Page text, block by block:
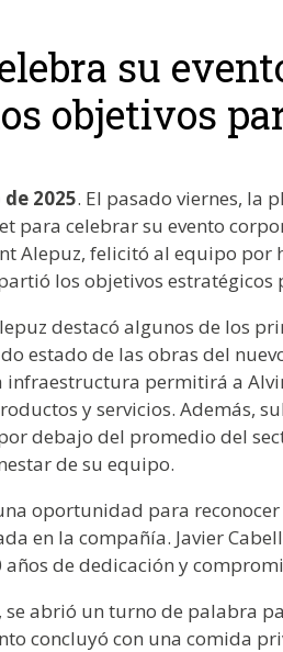
su
objetivos
2025. El pasado viernes, la
para celebrar su evento
Alepuz, felicitó al equipo por
los objetivos estratégicos
destacó algunos de los
estado de las obras del
infraestructura permitirá a
y servicios. Además,
debajo del promedio del
de su equipo.
oportunidad para
en la compañía. Javier
de dedicación y
se abrió un turno de palabra
concluyó con una comida